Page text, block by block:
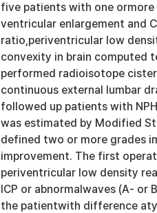
five patients with one
ventricular enlargement and
ratio,periventricular low
convexity in brain computed
performed radioisotope
continuous external lumbar
followed up patients with
was estimated by Modified
defined two or more grades
improvement. The first
periventricular low density
ICP or abnormalwaves (A-
the patientwith difference